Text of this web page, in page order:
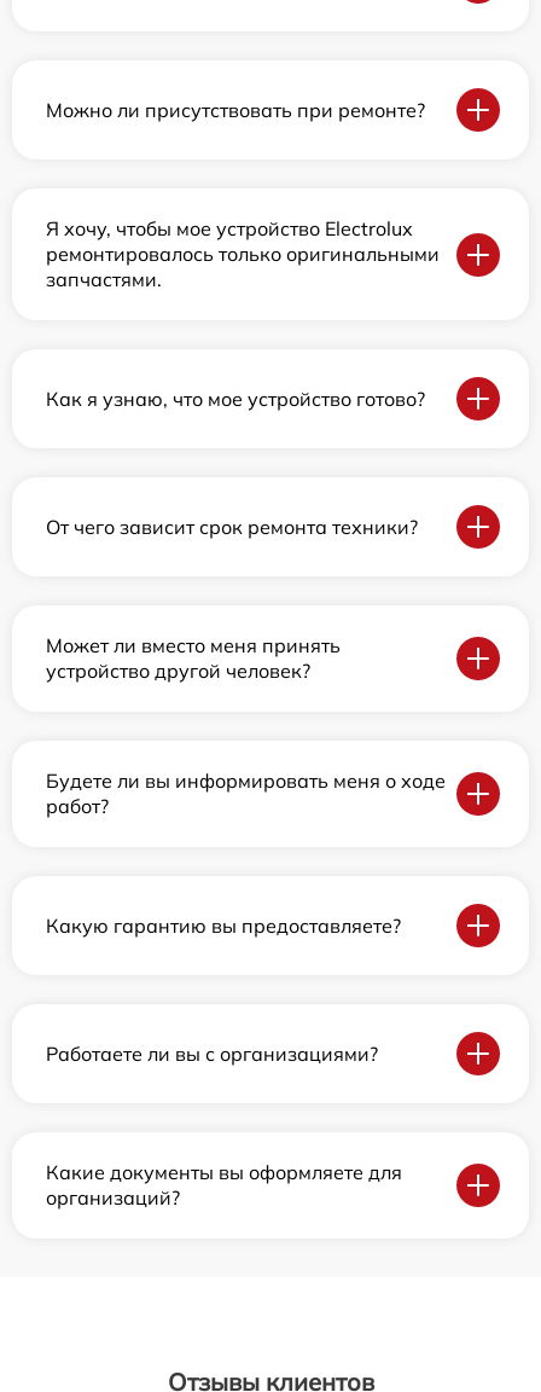
Можно ли присутствовать при ремонте?
Я хочу, чтобы мое устройство Electrolux
ремонтировалось только оригинальными
запчастями.
Как я узнаю, что мое устройство готово?
От чего зависит срок ремонта техники?
Может ли вместо меня принять
устройство другой человек?
Будете ли вы информировать меня о ходе
работ?
Какую гарантию вы предоставляете?
Работаете ли вы с организациями?
Какие документы вы оформляете для
организаций?
Отзывы клиентов